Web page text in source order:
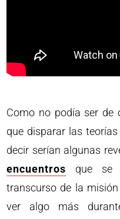
Como no podía ser de
que disparar las
decir serían algunas
encuentros que se
transcurso de la
ver algo más